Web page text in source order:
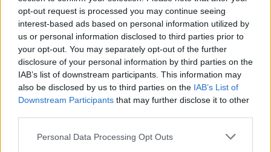
opt-out request is processed you may continue seeing
interest-based ads based on personal information utilized by
us or personal information disclosed to third parties prior to
your opt-out. You may separately opt-out of the further
disclosure of your personal information by third parties on the
IAB’s list of downstream participants. This information may
also be disclosed by us to third parties on the IAB’s List of
Downstream Participants that may further disclose it to other
Personal Data Processing Opt Outs